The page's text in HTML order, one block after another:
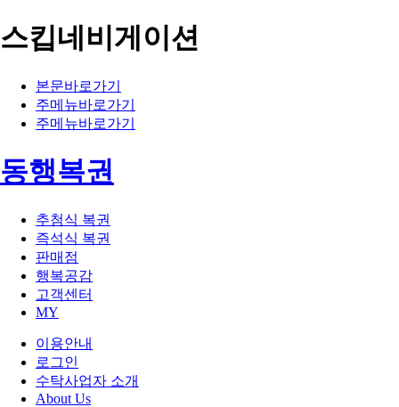
스킵네비게이션
본문바로가기
주메뉴바로가기
주메뉴바로가기
동행복권
추첨식 복권
즉석식 복권
판매점
행복공감
고객센터
MY
이용안내
로그인
수탁사업자 소개
About Us